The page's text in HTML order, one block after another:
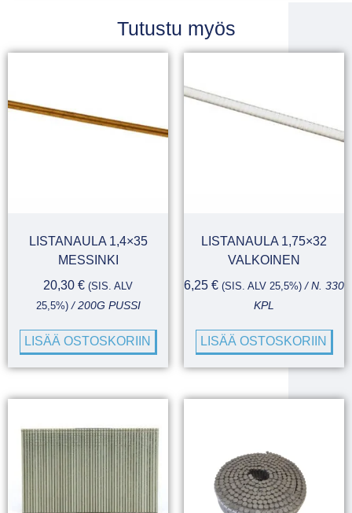
Tutustu myös
LISTANAULA 1,4×35
MESSINKI
20,30 € (SIS. ALV
25,5%)/ 200G PUSSI
LISÄÄ OSTOSKORIIN
LISTANAULA 1,75×32
VALKOINEN
6,25 € (SIS. ALV 25,5%) / N. 330
KPL
LISÄÄ OSTOSKORIIN